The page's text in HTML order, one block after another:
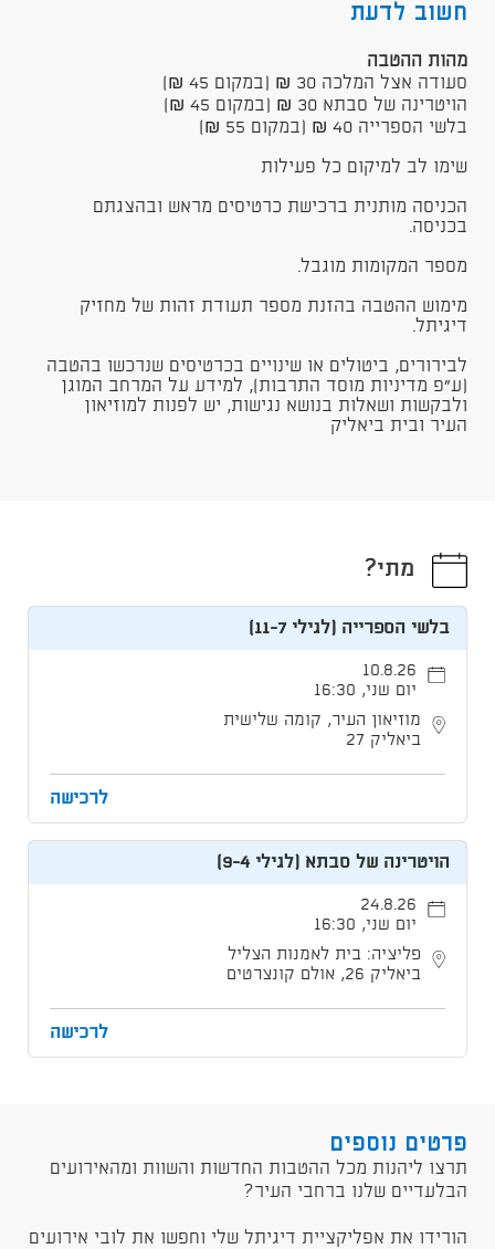
חשוב לדעת
מהות ההטבה
סעודה אצל המלכה 30 ₪ (במקום 45 ₪)
הויטרינה של סבתא 30 ₪ (במקום 45 ​₪)
בלשי הספרייה 40 ₪ (במקום 55 ₪)
​שימו לב למיקום כל פעילות
הכניסה מותנית ברכישת כרטיסים מראש ובהצגתם
בכניסה.
מספר המקומות מוגבל.
מימוש ההטבה בהזנת מספר תעודת זהות של מחזיק
דיגיתל.
לבירורים, ביטולים או שינויים בכרטיסים שנרכשו בהטבה
(ע"פ מדיניות מוסד התרבות), למידע על המרחב המוגן
ולבקשות ושאלות בנושא נגישות, יש לפנות למוזיאון
העיר ובית ביאליק
מתי?
בלשי הספרייה (לגילי 11-7)
10.8.26
יום שני, 16:30
מוזיאון העיר, קומה שלישית
ביאליק 27
לרכישה
הויטרינה של סבתא (לגילי 9-4)
24.8.26
יום שני, 16:30
פליציה: בית לאמנות הצליל
ביאליק 26, אולם קונצרטים
לרכישה
פרטים נוספים
תרצו ליהנות מכל ההטבות החדשות והשוות ומהאירועים
הבלעדיים שלנו ברחבי העיר?
הורידו את אפליקציית דיגיתל שלי וחפשו את לובי אירועים